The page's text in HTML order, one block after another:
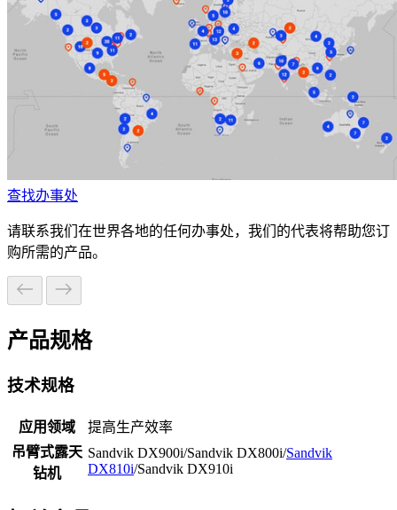
查找办事处
请联系我们在世界各地的任何办事处，我们的代表将帮助您订
购所需的产品。
产品规格
技术规格
应用领域
提高生产效率
吊臂式露天
钻机
Sandvik DX900i/Sandvik DX800i/Sandvik
DX810i/Sandvik DX910i